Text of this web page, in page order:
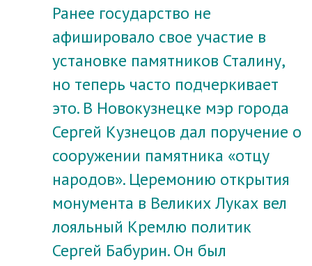
Ранее государство не
афишировало свое участие в
установке памятников Сталину,
но теперь часто подчеркивает
это. В Новокузнецке мэр города
Сергей Кузнецов дал поручение о
сооружении памятника «отцу
народов». Церемонию открытия
монумента в Великих Луках вел
лояльный Кремлю политик
Сергей Бабурин. Он был